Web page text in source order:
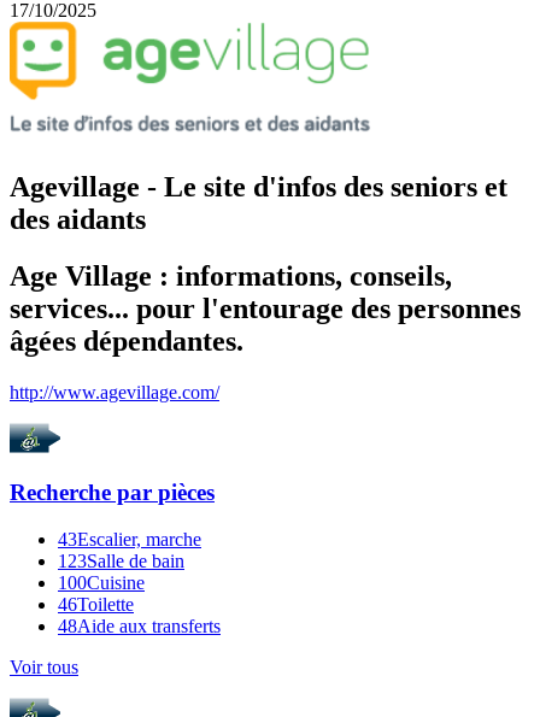
17/10/2025
Agevillage - Le site d'infos des seniors et
des aidants
Age Village : informations, conseils,
services... pour l'entourage des personnes
âgées dépendantes.
http://www.agevillage.com/
Recherche par pièces
43Escalier, marche
123Salle de bain
100Cuisine
46Toilette
48Aide aux transferts
Voir tous